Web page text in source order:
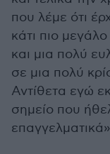
που λέμε ότι
κάτι πιο
και μια πολύ
σε μια πολύ
Αντίθετα εγώ
σημείο που